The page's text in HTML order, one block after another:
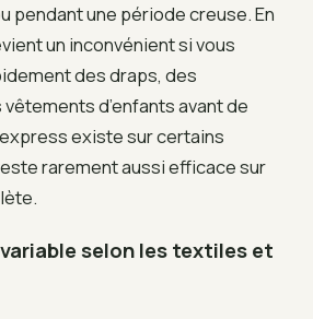
pendant une période creuse. En
un inconvénient si vous
des draps, des
d’enfants avant de
existe sur certains
rarement aussi efficace sur
selon les textiles et